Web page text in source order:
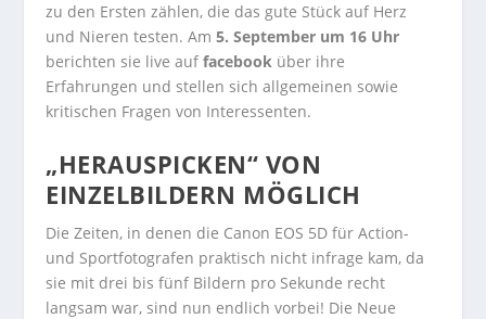
zu den Ersten zählen, die das gute Stück auf Herz
und Nieren testen. Am5. September um 16 Uhr
berichten sie live auffacebook über ihre
Erfahrungen und stellen sich allgemeinen sowie
kritischen Fragen von Interessenten.
„HERAUSPICKEN“ VON
EINZELBILDERN MÖGLICH
Die Zeiten, in denen die Canon EOS 5D für Action-
und Sportfotografen praktisch nicht infrage kam, da
sie mit drei bis fünf Bildern pro Sekunde recht
langsam war, sind nun endlich vorbei! Die Neue